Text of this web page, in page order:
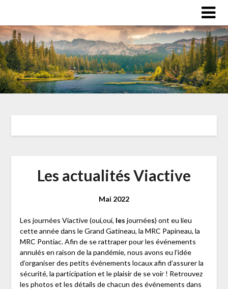
Les actualités Viactive
Mai 2022
Les journées Viactive (oui,oui, les journées) ont eu lieu
cette année dans le Grand Gatineau, la MRC Papineau, la
MRC Pontiac. Afin de se rattraper pour les événements
annulés en raison de la pandémie, nous avons eu l’idée
d’organiser des petits événements locaux afin d’assurer la
sécurité, la participation et le plaisir de se voir ! Retrouvez
les photos et les détails de chacun des événements dans